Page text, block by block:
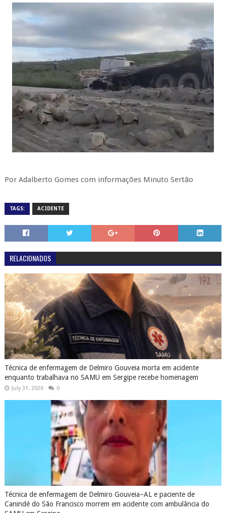
Por Adalberto Gomes com informações Minuto Sertão
TAGS: ACIDENTE
RELACIONADOS
Técnica de enfermagem de Delmiro Gouveia morta em acidente
enquanto trabalhava no SAMU em Sergipe recebe homenagem
July 31, 2026 0
Técnica de enfermagem de Delmiro Gouveia–AL e paciente de
Canindé do São Francisco morrem em acidente com ambulância do